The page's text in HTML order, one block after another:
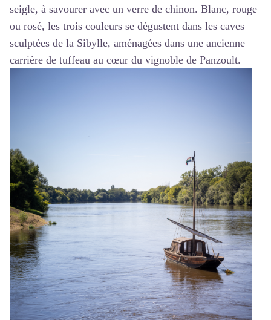
seigle, à savourer avec un verre de chinon. Blanc, rouge
ou rosé, les trois couleurs se dégustent dans les caves
sculptées de la Sibylle, aménagées dans une ancienne
carrière de tuffeau au cœur du vignoble de Panzoult.